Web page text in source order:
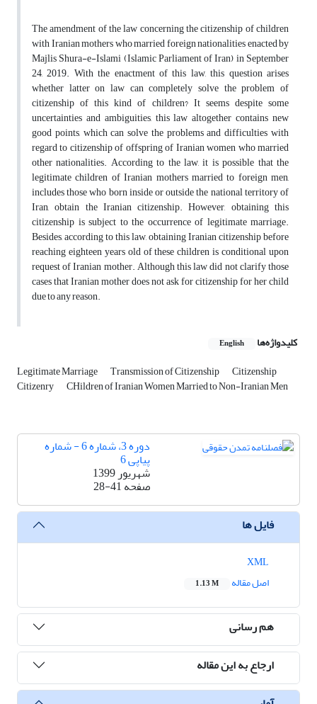
The amendment of the law concerning the citizenship of children
with Iranian mothers who married foreign nationalities enacted by
Majlis Shura-e-Islami (Islamic Parliament of Iran) in September
24, 2019. With the enactment of this law, this question arises
whether latter on law can completely solve the problem of
citizenship of this kind of children? It seems despite some
uncertainties and ambiguities, this law altogether contains new
good points, which can solve the problems and difficulties with
regard to citizenship of offspring of Iranian women who married
other nationalities. According to the law, it is possible that the
legitimate children of Iranian mothers married to foreign men,
includes those who born inside or outside the national territory of
Iran, obtain the Iranian citizenship. However, obtaining this
citizenship is subject to the occurrence of legitimate marriage.
Besides, according to this law, obtaining Iranian citizenship before
reaching eighteen years old of these children is conditional upon
request of Iranian mother. Although this law did not clarify those
cases that Iranian mother does not ask for citizenship for her child
due to any reason.
کلیدواژه‌ها English
Legitimate Marriage Transmission of Citizenship Citizenship
Citizenry CHildren of Iranian Women Married to Non-Iranian Men
دوره 3، شماره 6 - شماره
پیاپی 6
شهریور 1399
صفحه28-41
فایل ها
اصل مقاله
1.13 M
هم رسانی
ارجاع به این مقاله